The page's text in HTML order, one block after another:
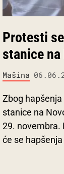
Protesti
stanice na
Mašina
Zbog
stanice na
29. novembra.
će se